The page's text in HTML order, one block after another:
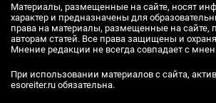
Материалы, размещенные на сайте, носят
характер и предназначены для
права на материалы, размещенные на сайте,
авторам статей. Все права защищены и
Мнение редакции не всегда совпадает с
При использовании материалов с сайта,
esoreiter.ru обязательна.